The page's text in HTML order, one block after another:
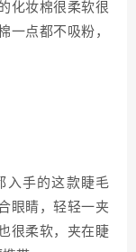
化妆棉很柔软很
一点都不吸粉，
入手的这款睫毛
眼睛，轻轻一夹
很柔软，夹在睫